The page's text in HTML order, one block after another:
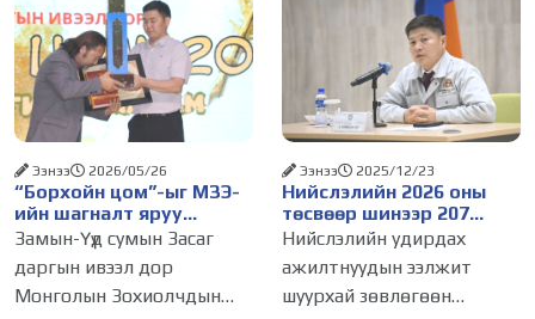
“Борхойн цом”-ыг МЗЭ-
ийн шагналт яруу
найрагч Э.Анхбаяр
Ээнээ 2026/05/26
Замын-Үүд сумын Засаг
даргын ивээл дор
Монголын Зохиолчдын
Нийслэлийн 2026 оны
төсвөөр шинээр 207
төсөл, арга хэмжээ
хэрэгжүүлнэ
Ээнээ 2025/12/23
Нийслэлийн удирдах
ажилтнуудын ээлжит
шуурхай зөвлөгөөн